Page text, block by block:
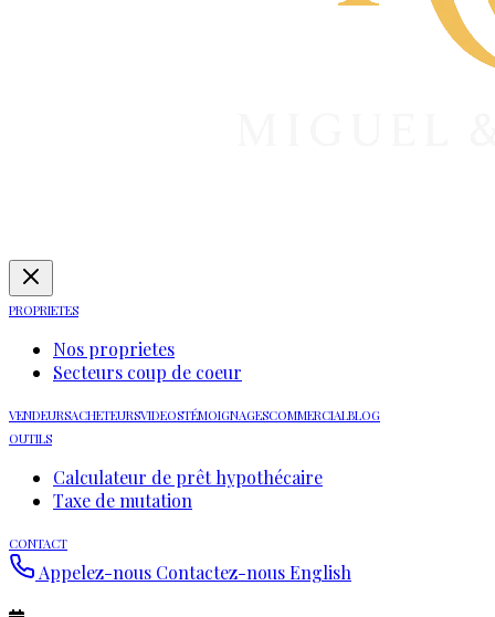
PROPRIETES
Nos proprietes
Secteurs coup de coeur
VENDEURSACHETEURSVIDEOSTÉMOIGNAGESCOMMERCIALBLOG
OUTILS
Calculateur de prêt hypothécaire
Taxe de mutation
CONTACT
Appelez-nous Contactez-nousEnglish